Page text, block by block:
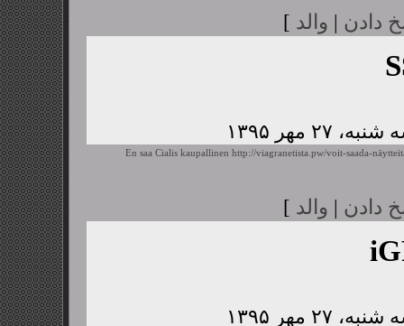
دادن | والد ]
En saa Cialis kaupallinen http://viagranetista.pw/voit-saada-
دادن | والد ]